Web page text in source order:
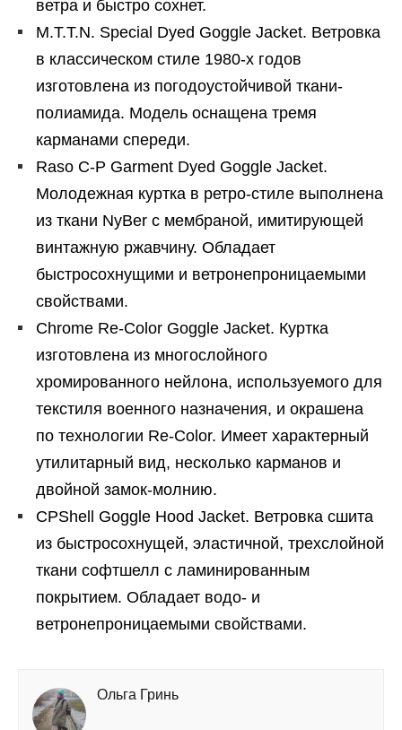
ветра и быстро сохнет.
M.T.T.N. Special Dyed Goggle Jacket. Ветровка
в классическом стиле 1980-х годов
изготовлена из погодоустойчивой ткани-
полиамида. Модель оснащена тремя
карманами спереди.
Raso C-P Garment Dyed Goggle Jacket.
Молодежная куртка в ретро-стиле выполнена
из ткани NyBer с мембраной, имитирующей
винтажную ржавчину. Обладает
быстросохнущими и ветронепроницаемыми
свойствами.
Chrome Re-Color Goggle Jacket. Куртка
изготовлена из многослойного
хромированного нейлона, используемого для
текстиля военного назначения, и окрашена
по технологии Re-Color. Имеет характерный
утилитарный вид, несколько карманов и
двойной замок-молнию.
CPShell Goggle Hood Jacket. Ветровка сшита
из быстросохнущей, эластичной, трехслойной
ткани софтшелл с ламинированным
покрытием. Обладает водо- и
ветронепроницаемыми свойствами.
Ольга Гринь